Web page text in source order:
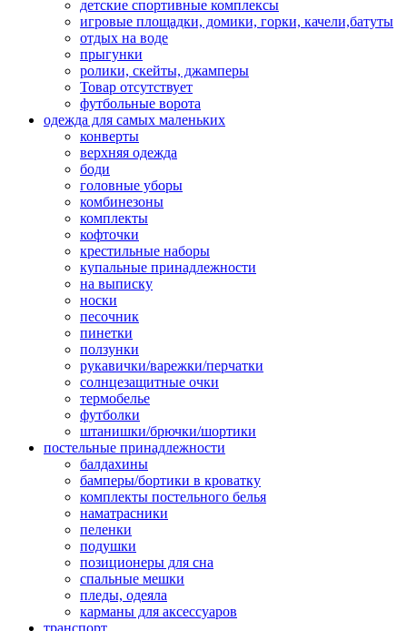
детские спортивные комплексы
игровые площадки, домики, горки, качели,батуты
отдых на воде
прыгунки
ролики, скейты, джамперы
Товар отсутствует
футбольные ворота
одежда для самых маленьких
конверты
верхняя одежда
боди
головные уборы
комбинезоны
комплекты
кофточки
крестильные наборы
купальные принадлежности
на выписку
носки
песочник
пинетки
ползунки
рукавички/варежки/перчатки
солнцезащитные очки
термобелье
футболки
штанишки/брючки/шортики
постельные принадлежности
балдахины
бамперы/бортики в кроватку
комплекты постельного белья
наматрасники
пеленки
подушки
позиционеры для сна
спальные мешки
пледы, одеяла
карманы для аксеcсуаров
транспорт